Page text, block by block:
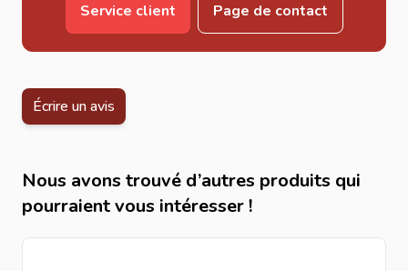
Balcons et rooftops.
Abords de piscines.
Aménagements extérieurs résidentiels.
Caractéristiques techniques
Longueur : 225 cm.
Dimensions : 21x145 mm.
Utilisation : extérieure.
Service client Page de contact
Écrire un avis
Nous avons trouvé d’autres produits qui
pourraient vous intéresser !